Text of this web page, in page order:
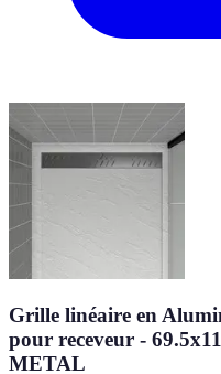
Grille linéaire en
pour receveur -
METAL